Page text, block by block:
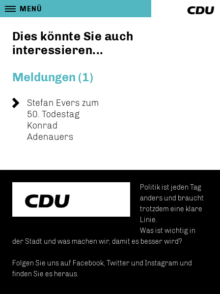
MENÜ
Dies könnte Sie auch
interessieren...
Meldungen (1)
Stefan Evers zum
50. Todestag
Konrad
Adenauers
Politik ist jeden Tag
anders und braucht
trotzdem eine klare
Linie.
Was ist wichtig in
der Stadt und was machen wir, damit es besser wird?
Folgen Sie uns auf Facebook, Twitter und Instagram und
finden Sie es heraus.